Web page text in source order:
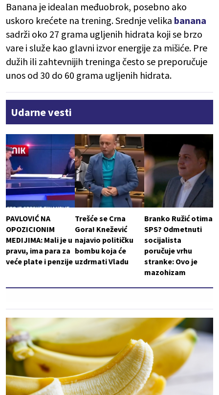
Banana je idealan međuobrok, posebno ako
uskoro krećete na trening. Srednje velika banana
sadrži oko 27 grama ugljenih hidrata koji se brzo
vare i služe kao glavni izvor energije za mišiće. Pre
dužih ili zahtevnijih treninga često se preporučuje
unos od 30 do 60 grama ugljenih hidrata.
Udarne vesti
PAVLOVIĆ NA
OPOZICIONIM
MEDIJIMA: Mali je u
pravu, ima para za
veće plate i penzije
Trešće se Crna
Gora! Knežević
najavio političku
bombu koja će
uzdrmati Vladu
Branko Ružić otima
SPS? Odmetnuti
socijalista
poručuje vrhu
stranke: Ovo je
mazohizam